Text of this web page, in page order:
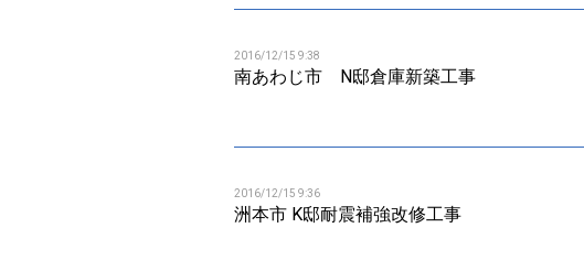
2016/12/15 9:38
南あわじ市 N邸倉庫新築工事
2016/12/15 9:36
洲本市 K邸耐震補強改修工事